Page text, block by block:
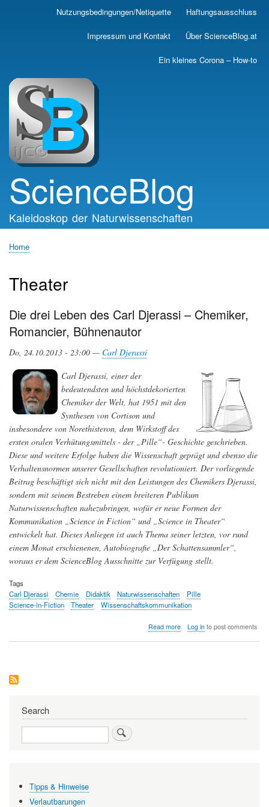
Skip
main
Nutzungsbedingungen/Netiquette Haftungsausschluss
Impressum und Kontakt Über ScienceBlog.at
Ein kleines Corona – How-to
ScienceBlog
Kaleidoskop der Naturwissenschaften
Home
Theater
Die drei Leben des Carl Djerassi – Chemiker,
Romancier, Bühnenautor
Do, 24.10.2013 - 23:00 — Carl Djerassi
Carl Djerassi, einer der
bedeutendsten und höchstdekorierten
Chemiker der Welt, hat 1951 mit den
Synthesen von Cortison und
insbesondere von Norethisteron, dem Wirkstoff des
ersten oralen Verhütungsmittels - der „Pille“- Geschichte geschrieben.
Diese und weitere Erfolge haben die Wissenschaft geprägt und ebenso die
Verhaltensnormen unserer Gesellschaften revolutioniert. Der vorliegende
Beitrag beschäftigt sich nicht mit den Leistungen des Chemikers Djerassi,
sondern mit seinem Bestreben einem breiteren Publikum
Naturwissenschaften nahezubringen, wofür er neue Formen der
Kommunikation „Science in Fiction“ und „Science in Theater“
entwickelt hat. Dieses Anliegen ist auch Thema seiner letzten, vor rund
einem Monat erschienenen, Autobiografie „Der Schattensammler“,
woraus er dem ScienceBlog Ausschnitte zur Verfügung stellt.
Tags
Carl Djerassi
Chemie Didaktik Naturwissenschaften
Pille
Science-in-Fiction
Theater Wissenschaftskommunikation
Read moreabout
Romancier,
Log into post comments
Search
Search
Tipps & Hinweise
Verlautbarungen